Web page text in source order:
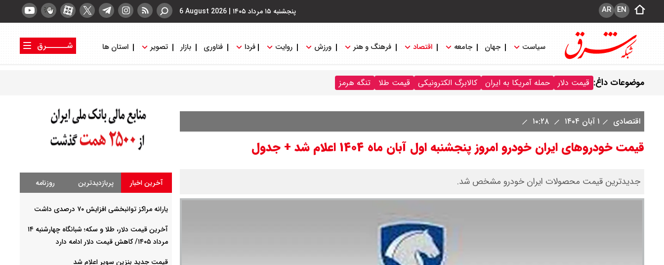
پنجشنبه ۱۵ مرداد ۱۴۰۵ |
6 August 2026 EN
AR
سیاست جهان جامعه اقتصاد فرهنگ و هنر ورزش روایت فردا فناوری بازار تصویر استان ها
شــــــرق
موضوعات داغ: قیمت دلار حمله آمریکا به ایران کالابرگ الکترونیکی قیمت طلا تنگه هرمز
اقتصادی ۱ آبان ۱۴۰۴
قیمت خودروهای ایران خودرو امروز پنجشنبه اول آبان ماه ۱۴۰۴ اعلام شد + جدول
جدیدترین قیمت محصولات ایران خودرو مشخص شد. آخرین اخبار پربازدیدترین روزنامه
یارانه مراکز توانبخشی افزایش ۷۰ درصدی داشت
آخرین قیمت دلار، طلا و سکه؛ شبانگاه چهارشنبه ۱۴
مرداد ۱۴۰۵/ کاهش قیمت دلار ادامه دارد
قیمت جدید بنزین سوپر اعلام شد